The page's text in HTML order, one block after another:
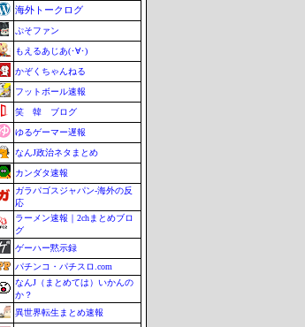
海外トークログ
ぷそファン
もえるあじあ(･∀･)
かぞくちゃんねる
フットボール速報
笑 韓 ブログ
ゆるゲーマー遅報
なんJ政治ネタまとめ
カンダタ速報
ガラパゴスジャパン-海外の反
応
ラーメン速報｜2chまとめブロ
グ
ゲーハー黙示録
パチンコ・パチスロ.com
なんJ（まとめては）いかんの
か？
異世界転生まとめ速報